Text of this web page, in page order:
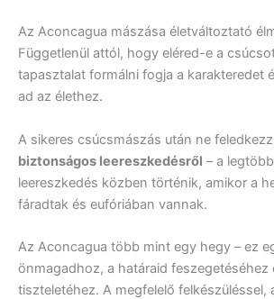
Az Aconcagua mászása életváltoztató
Függetlenül attól, hogy eléred-e a
tapasztalat formálni fogja a karakteredet
ad az élethez.
A sikeres csúcsmászás után ne
biztonságos leereszkedésről – a
leereszkedés közben történik, amikor a
fáradtak és eufóriában vannak.
Az Aconcagua több mint egy hegy – ez
önmagadhoz, a határaid feszegetéséhez
tiszteletéhez. A megfelelő felkészüléssel,